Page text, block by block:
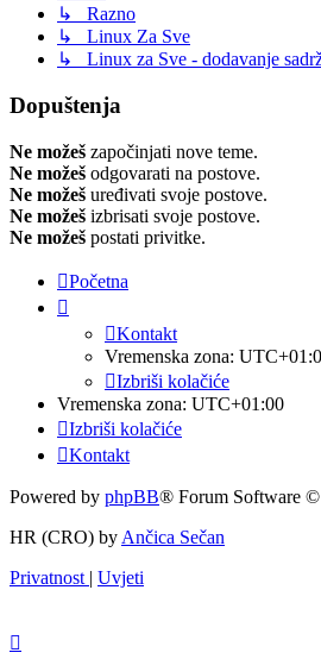
↳ Razno
↳ Linux Za Sve
↳ Linux za Sve - dodavanje
Dopuštenja
Ne možeš započinjati nove teme.
Ne možeš odgovarati na postove.
Ne možeš uređivati svoje postove.
Ne možeš izbrisati svoje postove.
Ne možeš postati privitke.
Početna
Kontakt
Vremenska zona:
Izbriši kolačiće
Vremenska zona: UTC+01:00
Izbriši kolačiće
Kontakt
Powered by phpBB® Forum Software
HR (CRO) by Ančica Sečan
Privatnost | Uvjeti